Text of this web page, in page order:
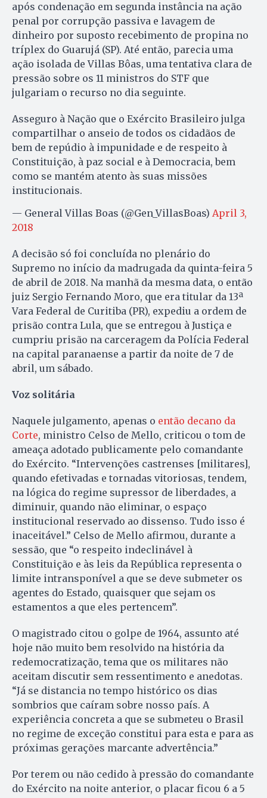
após condenação em segunda instância na ação
penal por corrupção passiva e lavagem de
dinheiro por suposto recebimento de propina no
tríplex do Guarujá (SP). Até então, parecia uma
ação isolada de Villas Bôas, uma tentativa clara de
pressão sobre os 11 ministros do STF que
julgariam o recurso no dia seguinte.
Asseguro à Nação que o Exército Brasileiro julga
compartilhar o anseio de todos os cidadãos de
bem de repúdio à impunidade e de respeito à
Constituição, à paz social e à Democracia, bem
como se mantém atento às suas missões
institucionais.
— General Villas Boas (@Gen_VillasBoas) April 3,
2018
A decisão só foi concluída no plenário do
Supremo no início da madrugada da quinta-feira 5
de abril de 2018. Na manhã da mesma data, o então
juiz Sergio Fernando Moro, que era titular da 13ª
Vara Federal de Curitiba (PR), expediu a ordem de
prisão contra Lula, que se entregou à Justiça e
cumpriu prisão na carceragem da Polícia Federal
na capital paranaense a partir da noite de 7 de
abril, um sábado.
Voz solitária
Naquele julgamento, apenas o então decano da
Corte, ministro Celso de Mello, criticou o tom de
ameaça adotado publicamente pelo comandante
do Exército. “Intervenções castrenses [militares],
quando efetivadas e tornadas vitoriosas, tendem,
na lógica do regime supressor de liberdades, a
diminuir, quando não eliminar, o espaço
institucional reservado ao dissenso. Tudo isso é
inaceitável.” Celso de Mello afirmou, durante a
sessão, que “o respeito indeclinável à
Constituição e às leis da República representa o
limite intransponível a que se deve submeter os
agentes do Estado, quaisquer que sejam os
estamentos a que eles pertencem”.
O magistrado citou o golpe de 1964, assunto até
hoje não muito bem resolvido na história da
redemocratização, tema que os militares não
aceitam discutir sem ressentimento e anedotas.
“Já se distancia no tempo histórico os dias
sombrios que caíram sobre nosso país. A
experiência concreta a que se submeteu o Brasil
no regime de exceção constitui para esta e para as
próximas gerações marcante advertência.”
Por terem ou não cedido à pressão do comandante
do Exército na noite anterior, o placar ficou 6 a 5